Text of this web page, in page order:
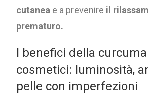
cutanea e a prevenire il
prematuro.
I benefici della
cosmetici: luminosità,
pelle con imperfezioni